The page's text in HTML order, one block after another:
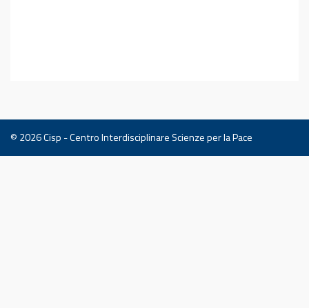
© 2026Cisp - Centro Interdisciplinare Scienze per la Pace